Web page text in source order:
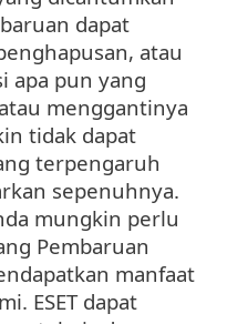
dapat
atau
apa pun yang
menggantinya
tidak dapat
terpengaruh
sepenuhnya.
mungkin perlu
Pembaruan
manfaat
ESET dapat